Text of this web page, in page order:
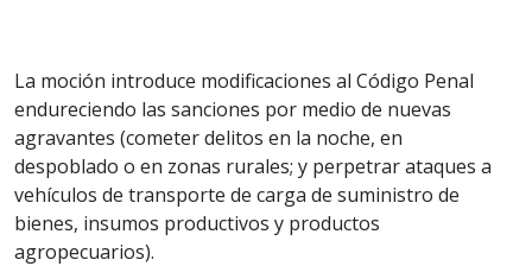
La moción introduce modificaciones al Código Penal
endureciendo las sanciones por medio de nuevas
agravantes (cometer delitos en la noche, en
despoblado o en zonas rurales; y perpetrar ataques a
vehículos de transporte de carga de suministro de
bienes, insumos productivos y productos
agropecuarios).